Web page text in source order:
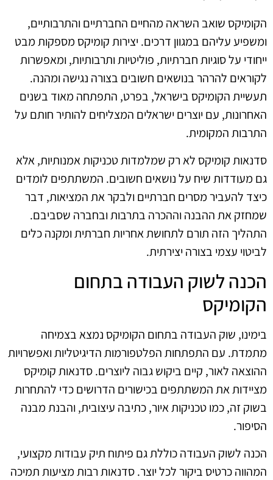
הקומיקס שואב השראה מהחיים החברתיים והתרבותיים,
ומשפיע עליהם במגוון דרכים. יצירות קומיקס מספקות מבט
ייחודי על סוגיות חברתיות, פוליטיות ותרבותיות, ומאפשרות
לקוראים להרהר בנושאים חשובים בצורה נגישה ומהנה.
תעשיית הקומיקס בישראל, בפרט, התפתחה מאוד בשנים
האחרונות, עם יוצרים ישראלים המצליחים להותיר חותם על
התרבות המקומית.
סדנאות קומיקס לא רק שמלמדות טכניקות אמנותיות, אלא
גם מעודדות שיח על נושאים חשובים. המשתתפים לומדים
כיצד להעביר מסרים חברתיים ולבקר את המציאות, דבר
שמחזק את ההבנה וההכרה בתרבות ובחברה שסביבם.
התהליך הזה תורם לתחושת אחריות חברתית ומקנה כלים
לביטוי עצמי בצורה יצירתית.
הכנה לשוק העבודה בתחום
הקומיקס
בימינו, שוק העבודה בתחום הקומיקס נמצא בצמיחה
מתמדת. עם התפתחות הפלטפורמות הדיגיטליות ואפשרויות
ההוצאה לאור, קיים ביקוש גבוה ליוצרים. סדנאות קומיקס
מציידות את המשתתפים בכישורים הדרושים כדי להתחרות
בשוק זה, כמו טכניקות איור, כתיבה עיצובית, והבנת מבנה
הסיפור.
הכנה לשוק העבודה כוללת גם פיתוח תיק עבודות מקצועי,
המהווה כרטיס ביקור לכל יוצר. סדנאות רבות מציעות תמיכה